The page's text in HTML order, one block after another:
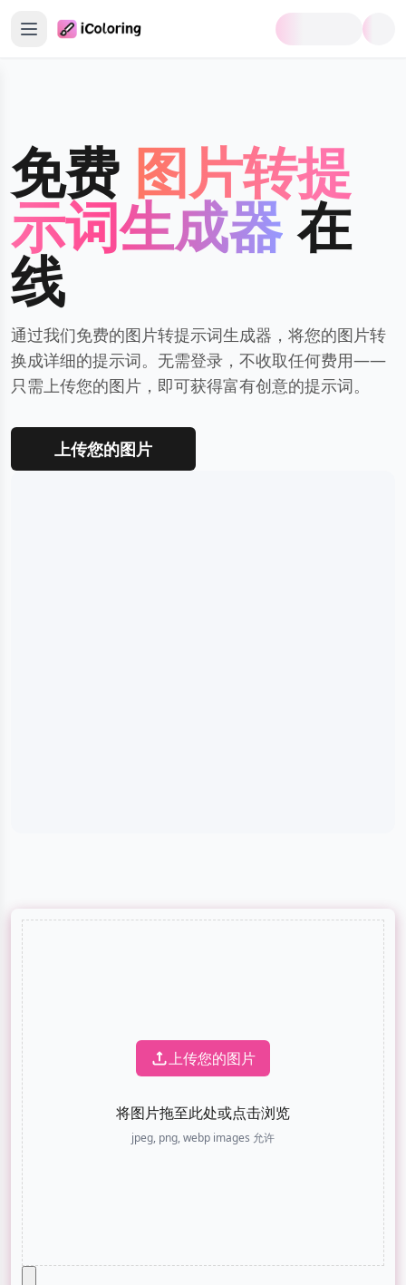
书生成器
与趣味工具
色
涂色
纸
卡制作器
转提示词
工具
免费 图片转提
示词生成器在
线
通过我们免费的图片转提示词生成器，将您的图片转
换成详细的提示词。无需登录，不收取任何费用——
只需上传您的图片，即可获得富有创意的提示词。
上传您的图片
上传您的图片
将图片拖至此处或点击浏览
jpeg, png, webp images 允许